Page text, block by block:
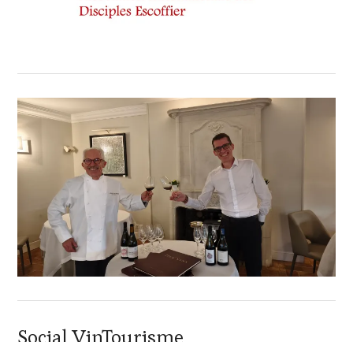
Social VinTourisme